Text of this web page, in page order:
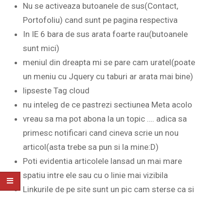
Nu se activeaza butoanele de sus(Contact,
Portofoliu) cand sunt pe pagina respectiva
In IE 6 bara de sus arata foarte rau(butoanele
sunt mici)
meniul din dreapta mi se pare cam uratel(poate
un meniu cu Jquery cu taburi ar arata mai bine)
lipseste Tag cloud
nu inteleg de ce pastrezi sectiunea Meta acolo
vreau sa ma pot abona la un topic …. adica sa
primesc notificari cand cineva scrie un nou
articol(asta trebe sa pun si la mine:D)
Poti evidentia articolele lansad un mai mare
spatiu intre ele sau cu o linie mai vizibila
Linkurile de pe site sunt un pic cam sterse ca si